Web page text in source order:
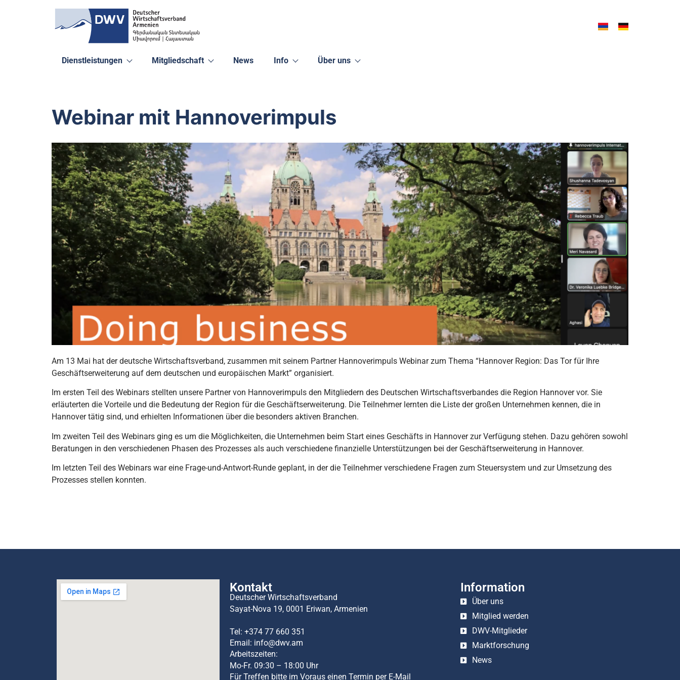
Dienstleistungen Mitgliedschaft News Info Über uns
Webinar mit Hannoverimpuls
Am 13 Mai hat der deutsche Wirtschaftsverband, zusammen mit seinem Partner Hannoverimpuls Webinar zum Thema “Hannover Region: Das Tor für Ihre
Geschäftserweiterung auf dem deutschen und europäischen Markt” organisiert.
Im ersten Teil des Webinars stellten unsere Partner von Hannoverimpuls den Mitgliedern des Deutschen Wirtschaftsverbandes die Region Hannover vor. Sie
erläuterten die Vorteile und die Bedeutung der Region für die Geschäftserweiterung. Die Teilnehmer lernten die Liste der großen Unternehmen kennen, die in
Hannover tätig sind, und erhielten Informationen über die besonders aktiven Branchen.
Im zweiten Teil des Webinars ging es um die Möglichkeiten, die Unternehmen beim Start eines Geschäfts in Hannover zur Verfügung stehen. Dazu gehören sowohl
Beratungen in den verschiedenen Phasen des Prozesses als auch verschiedene finanzielle Unterstützungen bei der Geschäftserweiterung in Hannover.
Im letzten Teil des Webinars war eine Frage-und-Antwort-Runde geplant, in der die Teilnehmer verschiedene Fragen zum Steuersystem und zur Umsetzung des
Prozesses stellen konnten.
Kontakt
Deutscher Wirtschaftsverband
Sayat-Nova 19, 0001 Eriwan, Armenien
Tel: +374 77 660 351
Email: info@dwv.am
Arbeitszeiten:
Mo-Fr. 09:30 – 18:00 Uhr
Für Treffen bitte im Voraus einen Termin per E-Mail
Information
Über uns
Mitglied werden
DWV-Mitglieder
Marktforschung
News